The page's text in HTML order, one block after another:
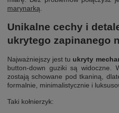
marynarką
Unikalne cechy i
ukrytego zapinanego
Najważniejszy jest tu ukryty
button-down guziki są widoczne.
zostają schowane pod tkaniną,
formalnie, minimalistycznie i
Taki kołnierzyk: